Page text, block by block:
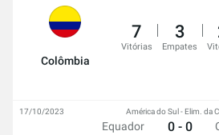
Colômbia
7
Vitórias
3
Empates
Equador
América do Sul - Elim. da
0 - 0
17/10/2023